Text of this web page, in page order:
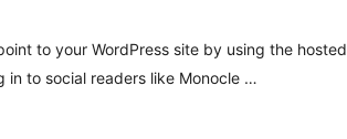
to your WordPress site by using the hosted
in to social readers like Monocle …